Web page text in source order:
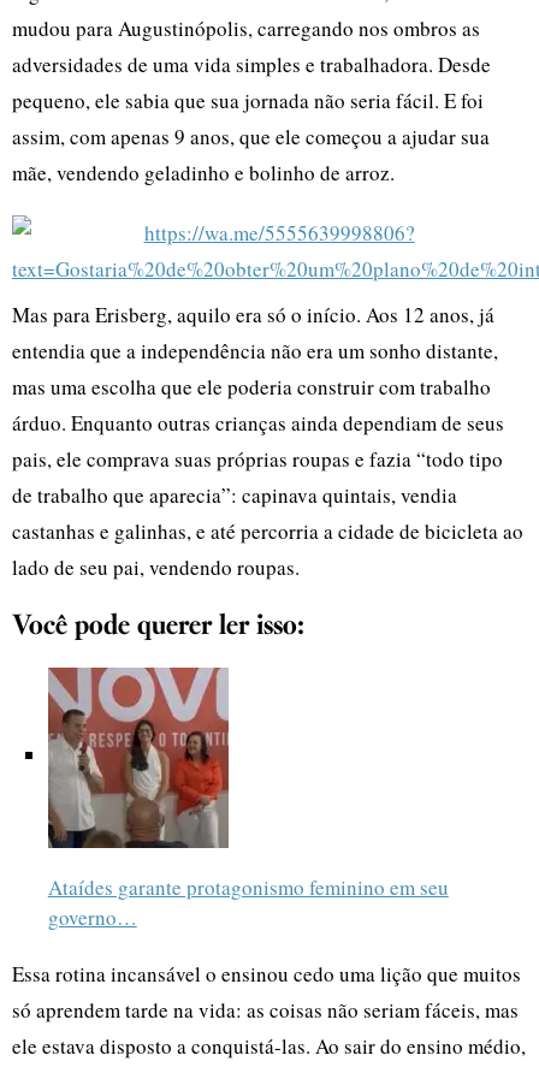
mudou para Augustinópolis, carregando nos ombros as
adversidades de uma vida simples e trabalhadora. Desde
pequeno, ele sabia que sua jornada não seria fácil. E foi
assim, com apenas 9 anos, que ele começou a ajudar sua
mãe, vendendo geladinho e bolinho de arroz.
Mas para Erisberg, aquilo era só o início. Aos 12 anos, já
entendia que a independência não era um sonho distante,
mas uma escolha que ele poderia construir com trabalho
árduo. Enquanto outras crianças ainda dependiam de seus
pais, ele comprava suas próprias roupas e fazia “todo tipo
de trabalho que aparecia”: capinava quintais, vendia
castanhas e galinhas, e até percorria a cidade de bicicleta ao
lado de seu pai, vendendo roupas.
Você pode querer ler isso:
Ataídes garante protagonismo feminino em seu
governo…
Essa rotina incansável o ensinou cedo uma lição que muitos
só aprendem tarde na vida: as coisas não seriam fáceis, mas
ele estava disposto a conquistá-las. Ao sair do ensino médio,